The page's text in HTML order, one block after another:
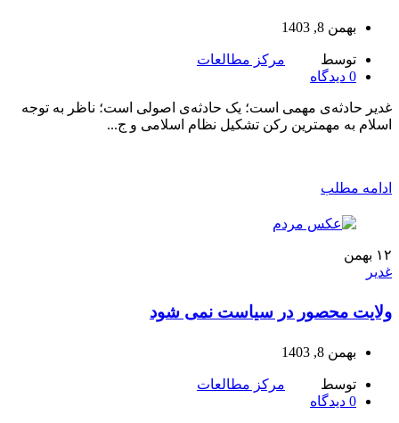
بهمن 8, 1403
توسط
مرکز مطالعات
0 دیدگاه
غدیر حادثه‌ی مهمی است؛ یک حادثه‌ی اصولی است؛ ناظر به توجه
اسلام به مهمترین رکن تشکیل نظام اسلامی و ج...
ادامه مطلب
۱۲ بهمن
غدیر
ولایت محصور در سیاست نمی شود
بهمن 8, 1403
توسط
مرکز مطالعات
0 دیدگاه